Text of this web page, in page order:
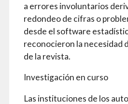
a errores involuntarios
redondeo de cifras o
desde el software
reconocieron la necesidad
de la revista.
Investigación en curso
Las instituciones de los